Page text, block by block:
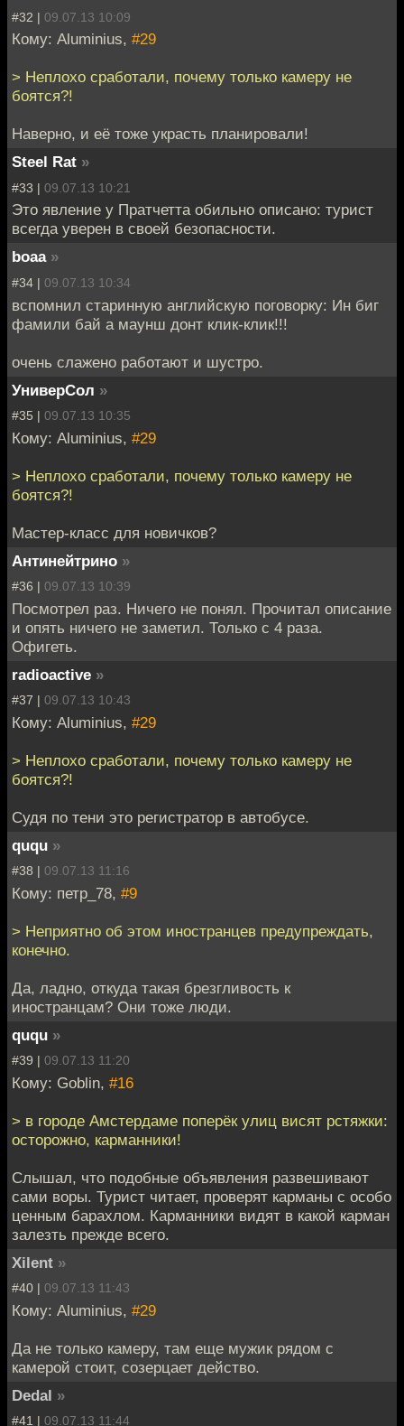
#32 | 09.07.13 10:09
Кому: Aluminius, #29
> Неплохо сработали, почему только камеру не
боятся?!
Наверно, и её тоже украсть планировали!
Steel Rat »
#33 | 09.07.13 10:21
Это явление у Пратчетта обильно описано: турист
всегда уверен в своей безопасности.
boaa »
#34 | 09.07.13 10:34
вспомнил старинную английскую поговорку: Ин биг
фамили бай а маунш донт клик-клик!!!
очень слажено работают и шустро.
УниверСол »
#35 | 09.07.13 10:35
Кому: Aluminius, #29
> Неплохо сработали, почему только камеру не
боятся?!
Мастер-класс для новичков?
Антинейтрино »
#36 | 09.07.13 10:39
Посмотрел раз. Ничего не понял. Прочитал описание
и опять ничего не заметил. Только с 4 раза.
Офигеть.
radioactive »
#37 | 09.07.13 10:43
Кому: Aluminius, #29
> Неплохо сработали, почему только камеру не
боятся?!
Судя по тени это регистратор в автобусе.
ququ »
#38 | 09.07.13 11:16
Кому: петр_78, #9
> Неприятно об этом иностранцев предупреждать,
конечно.
Да, ладно, откуда такая брезгливость к
иностранцам? Они тоже люди.
ququ »
#39 | 09.07.13 11:20
Кому: Goblin, #16
> в городе Амстердаме поперёк улиц висят рстяжки:
осторожно, карманники!
Слышал, что подобные объявления развешивают
сами воры. Турист читает, проверят карманы с особо
ценным барахлом. Карманники видят в какой карман
залезть прежде всего.
Xilent »
#40 | 09.07.13 11:43
Кому: Aluminius, #29
Да не только камеру, там еще мужик рядом с
камерой стоит, созерцает действо.
Dedal »
#41 | 09.07.13 11:44